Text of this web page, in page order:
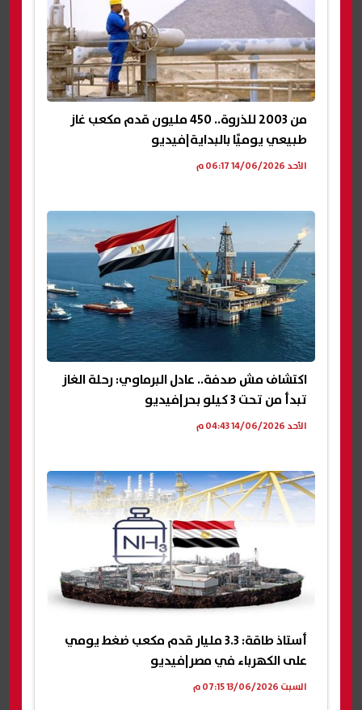
من 2003 للذروة.. 450 مليون قدم مكعب غاز
طبيعي يوميًا بالبداية|فيديو
الأحد 14/06/2026 06:17 م
اكتشاف مش صدفة.. عادل البرماوي: رحلة الغاز
تبدأ من تحت 3 كيلو بحر|فيديو
الأحد 14/06/2026 04:43 م
أستاذ طاقة: 3.3 مليار قدم مكعب ضغط يومي
على الكهرباء في مصر|فيديو
السبت 13/06/2026 07:15 م